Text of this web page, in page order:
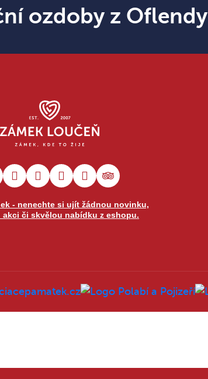
ozdoby z Oflendy
- nenechte si ujít žádnou novinku,
akci či skvělou nabídku z eshopu.